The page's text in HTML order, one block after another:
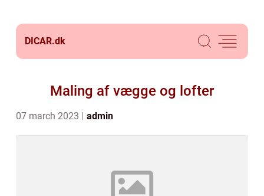
DICAR.dk
Maling af vægge og lofter
07 march 2023 admin